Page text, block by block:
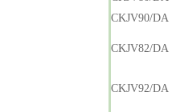
CKJV90/DA
CKJV82/DA
CKJV92/DA